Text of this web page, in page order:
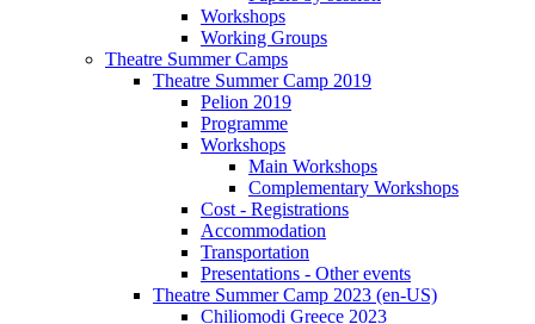
Workshops
Working Groups
Theatre Summer Camps
Theatre Summer Camp 2019
Pelion 2019
Programme
Workshops
Main Workshops
Complementary Workshops
Cost - Registrations
Accommodation
Transportation
Presentations - Other events
Theatre Summer Camp 2023 (en-US)
Chiliomodi Greece 2023